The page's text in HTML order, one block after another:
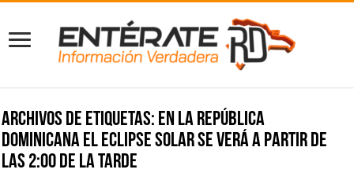
Archivos de etiquetas: En la República
Dominicana el eclipse solar se verá a partir de
las 2:00 de la tarde